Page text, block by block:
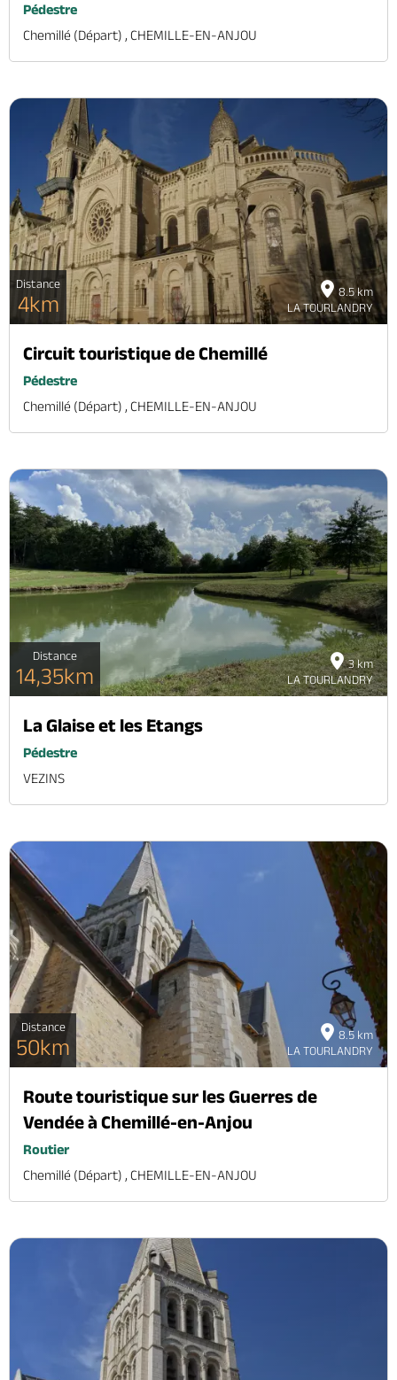
Pédestre
Chemillé (départ) , CHEMILLE-EN-ANJOU
8.5 km
LA TOURLANDRY
Distance
4km
Circuit touristique de Chemillé
Pédestre
Chemillé (départ) , CHEMILLE-EN-ANJOU
3 km
LA TOURLANDRY
Distance
14,35km
La Glaise et les Etangs
Pédestre
VEZINS
8.5 km
LA TOURLANDRY
Distance
50km
Route touristique sur les Guerres de
Vendée à Chemillé-en-Anjou
Routier
Chemillé (départ) , CHEMILLE-EN-ANJOU